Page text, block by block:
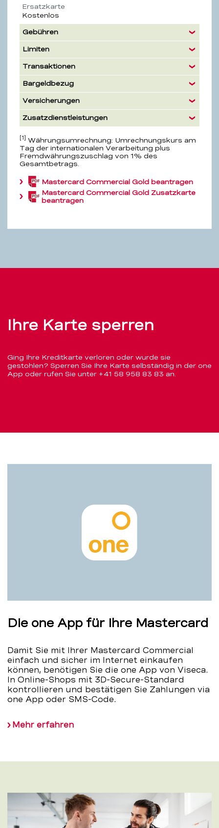
Ersatzkarte
Kostenlos
Gebühren
Limiten
Transaktionen
Bargeldbezug
Versicherungen
Zusatzdienstleistungen
[1]
Währungsumrechnung: Umrechnungskurs am
Tag der internationalen Verarbeitung plus
Fremdwährungszuschlag von 1% des
Gesamtbetrags.
Mastercard Commercial Gold beantragen
(PDF,
1.1
MB)
Mastercard Commercial Gold Zusatzkarte
beantragen
(PDF,
Ihre
sperren
Ihre Karte sperren
Ging Ihre Kreditkarte verloren oder wurde sie
gestohlen? Sperren Sie Ihre Karte selbständig in der one
App oder rufen Sie unter +41 58 958 83 83 an.
Die one App für Ihre Mastercard
Damit Sie mit Ihrer Mastercard Commercial
einfach und sicher im Internet einkaufen
können, benötigen Sie die one App von Viseca.
In Online-Shops mit 3D-Secure-Standard
kontrollieren und bestätigen Sie Zahlungen via
one App oder SMS-Code.
Mehr erfahren